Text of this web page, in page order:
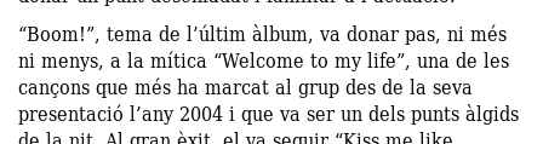
“Boom!”, tema de l’últim àlbum, va donar pas, ni més
ni menys, a la mítica “Welcome to my life”, una de les
cançons que més ha marcat al grup des de la seva
presentació l’any 2004 i que va ser un dels punts àlgids